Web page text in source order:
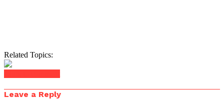
Related Topics:
Leave a Reply